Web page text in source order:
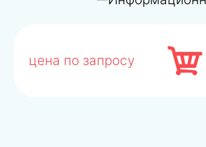
цена по запросу